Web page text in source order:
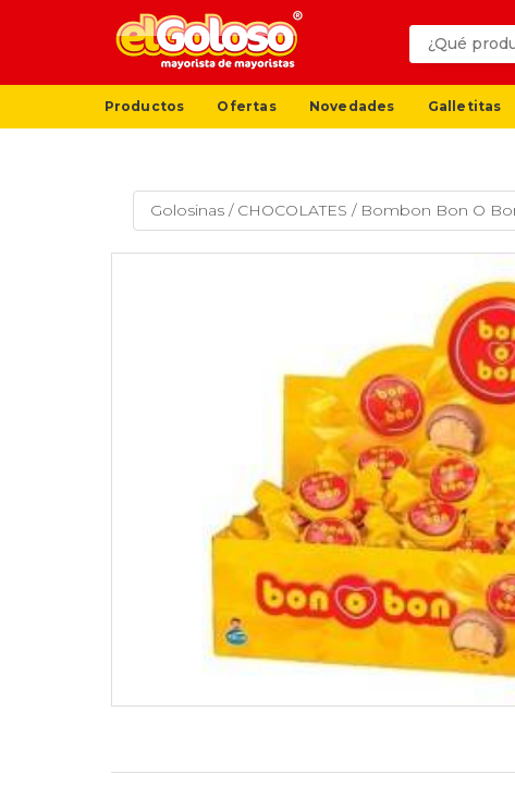
Productos Ofertas Novedades Galletitas
Golosinas / CHOCOLATES / Bombon Bon O Bon